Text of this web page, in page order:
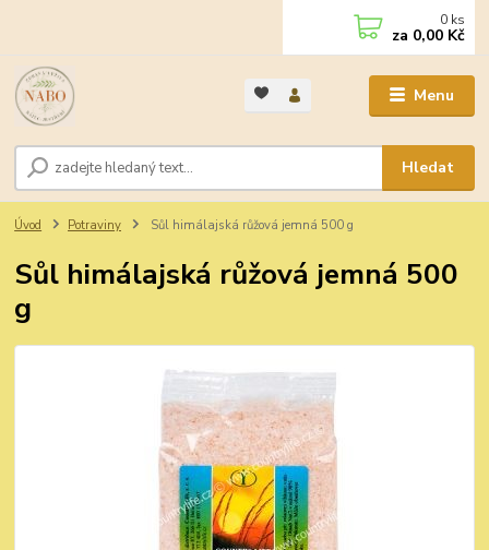
Menu
Hledat
0 ks
za 0,00 Kč
Úvod Potraviny Sůl himálajská růžová jemná 500 g
Sůl himálajská růžová jemná 500
g